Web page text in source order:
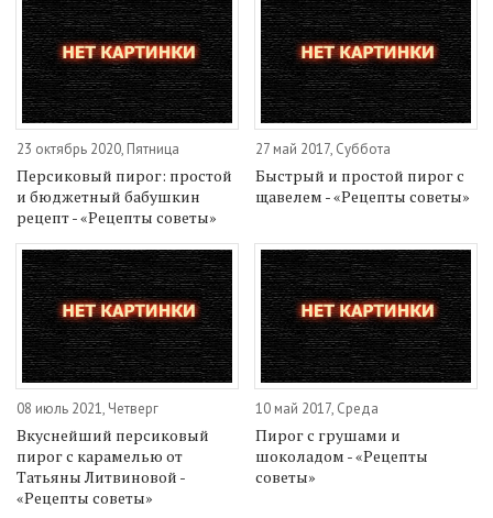
23 октябрь 2020, Пятница
Персиковый пирог: простой
и бюджетный бабушкин
рецепт - «Рецепты советы»
27 май 2017, Суббота
Быстрый и простой пирог с
щавелем - «Рецепты советы»
08 июль 2021, Четверг
Вкуснейший персиковый
пирог с карамелью от
Татьяны Литвиновой -
«Рецепты советы»
10 май 2017, Среда
Пирог с грушами и
шоколадом - «Рецепты
советы»